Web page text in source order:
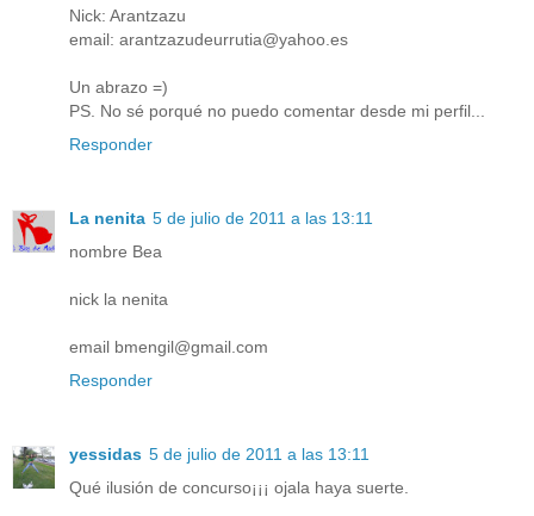
Nick: Arantzazu
email: arantzazudeurrutia@yahoo.es
Un abrazo =)
PS. No sé porqué no puedo comentar desde mi perfil...
Responder
La nenita 5 de julio de 2011 a las 13:11
nombre Bea
nick la nenita
email bmengil@gmail.com
Responder
yessidas 5 de julio de 2011 a las 13:11
Qué ilusión de concurso¡¡¡ ojala haya suerte.